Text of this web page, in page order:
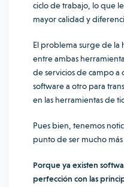
ciclo de trabajo, lo que
mayor calidad y
El problema surge de la
entre ambas
de servicios de campo a
software a otro para
en las herramientas de
Pues bien, tenemos
punto de ser mucho más
Porque ya existen
perfección con las